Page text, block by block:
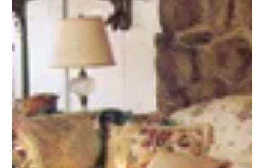
3 perc olvasás
Otthon, lakberendezés
Kanapék
A kanapé pihenőbútor, ezért azt várjuk tőle, hogy kényelmes
legyen, biztosítsa az ellazulást, megfelelően alátámassza
testünket, de ne korlátozza mozgásunkat, akár olvasunk, akár
beszélgetünk, akár szunyókálunk benne. Mindez egyénre szabott -